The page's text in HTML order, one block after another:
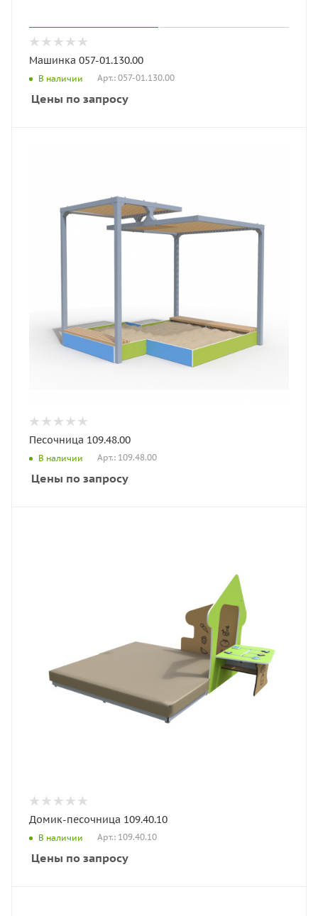
Машинка 057-01.130.00
В наличии Арт.: 057-01.130.00
Цены по запросу
Песочница 109.48.00
В наличии Арт.: 109.48.00
Цены по запросу
Домик-песочница 109.40.10
В наличии Арт.: 109.40.10
Цены по запросу